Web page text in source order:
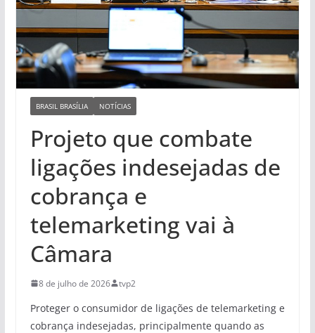
BRASIL BRASÍLIA NOTÍCIAS
Projeto que combate
ligações indesejadas de
cobrança e
telemarketing vai à
Câmara
8 de julho de 2026 tvp2
Proteger o consumidor de ligações de telemarketing e
cobrança indesejadas, principalmente quando as